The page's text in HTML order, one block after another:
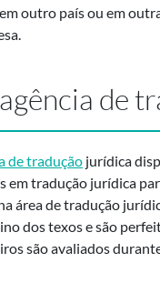
outro país ou em
de
de tradução jurídica
em tradução jurídica
área de tradução
dos texos e são
são avaliados